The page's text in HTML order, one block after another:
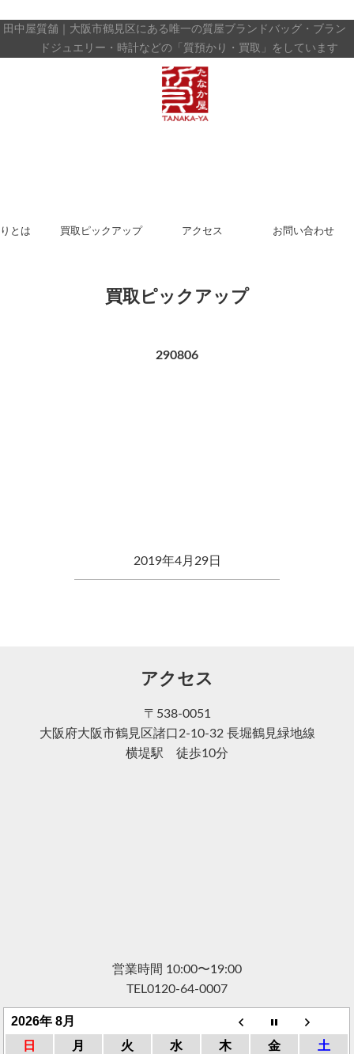
田中屋質舗｜大阪市鶴見区にある唯一の質屋ブランドバッグ・ブラン
ドジュエリー・時計などの「質預かり・買取」をしています
とは 買取ピックアップ アクセス お問い合わせ
買取ピックアップ
290806
2019年4月29日
アクセス
〒538-0051
大阪府大阪市鶴見区諸口2-10-32 長堀鶴見緑地線
横堤駅 徒歩10分
営業時間 10:00〜19:00
TEL0120-64-0007
2026年 8月
日
月 火 水 木 金
土